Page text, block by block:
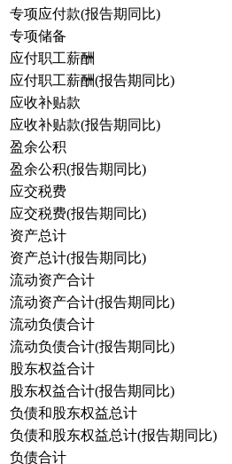
专项应付款(报告期同比)
专项储备
应付职工薪酬
应付职工薪酬(报告期同比)
应收补贴款
应收补贴款(报告期同比)
盈余公积
盈余公积(报告期同比)
应交税费
应交税费(报告期同比)
资产总计
资产总计(报告期同比)
流动资产合计
流动资产合计(报告期同比)
流动负债合计
流动负债合计(报告期同比)
股东权益合计
股东权益合计(报告期同比)
负债和股东权益总计
负债和股东权益总计(报告期同比)
负债合计